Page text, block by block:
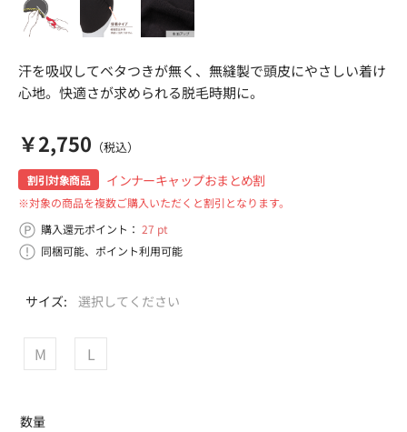
汗を吸収してベタつきが無く、無縫製で頭皮にやさしい着け
心地。快適さが求められる脱毛時期に。
￥2,750 （税込）
割引対象商品 インナーキャップおまとめ割
※対象の商品を複数ご購入いただくと割引となります。
購入還元ポイント： 27 pt
同梱可能、ポイント利用可能
サイズ: 選択してください
M L
数量